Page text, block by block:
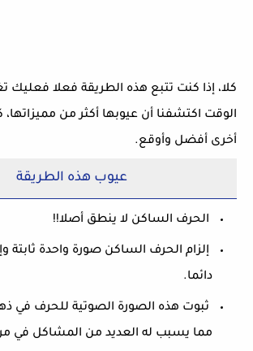
كلا، إذا كنت تتبع هذه الطريقة فعلا فعليك
الوقت اكتشفنا أن عيوبها أكثر من
أخرى أفضل وأوقع.
عيوب هذه الطريقة
الحرف الساكن لا ينطق أصلا!!
إلزام الحرف الساكن صورة واحدة ثابتة
دائما.
ثبوت هذه الصورة الصوتية للحرف في
مما يسبب له العديد من المشاكل في